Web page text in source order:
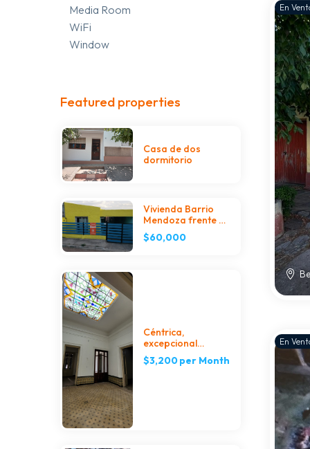
Media Room
WiFi
Window
Featured properties
Casa de dos
dormitorio
Vivienda Barrio
Mendoza frente al
comedor Japón
1532
$60,000
Céntrica,
excepcional
propiedad
$3,200per Month
En
En